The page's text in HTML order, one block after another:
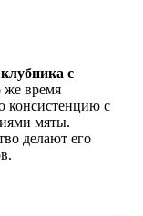
с
же время
консистенцию с
мяты.
делают его